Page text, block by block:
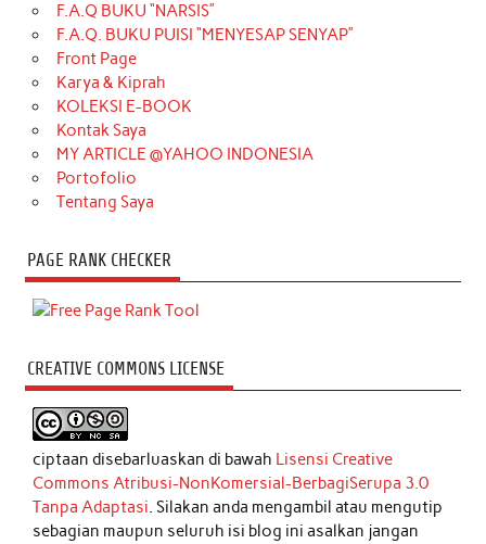
F.A.Q BUKU “NARSIS”
F.A.Q. BUKU PUISI “MENYESAP SENYAP”
Front Page
Karya & Kiprah
KOLEKSI E-BOOK
Kontak Saya
MY ARTICLE @YAHOO INDONESIA
Portofolio
Tentang Saya
PAGE RANK CHECKER
CREATIVE COMMONS LICENSE
ciptaan disebarluaskan di bawah Lisensi Creative
Commons Atribusi-NonKomersial-BerbagiSerupa 3.0
Tanpa Adaptasi. Silakan anda mengambil atau mengutip
sebagian maupun seluruh isi blog ini asalkan jangan